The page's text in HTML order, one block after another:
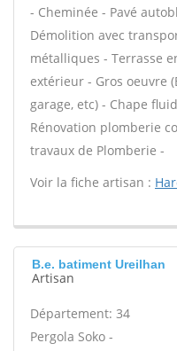
- Cheminée - Pavé
Démolition avec
métalliques - Terrasse
extérieur - Gros oeuvre
garage, etc) - Chape
Rénovation plomberie
travaux de Plomberie -
Voir la fiche artisan :
B.e. batiment Ureilhan
Artisan
Département: 34
Pergola Soko -